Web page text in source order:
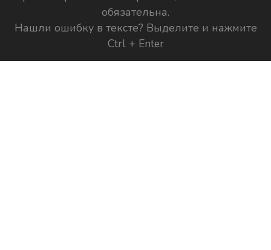
обязательна.
Нашли ошибку в тексте? Выделите и нажмите
Ctrl + Enter